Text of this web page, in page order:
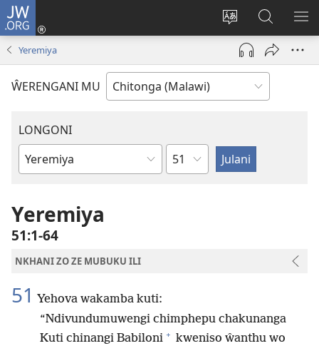
JW.ORG
Sinthani
chineneru
Sereni
(Lajula
Linyaki)
Fufuzani
Vinthu
pa
JW.ORG
Yeremiya
ŴERENGANI MU
LONGONI
Buku
M'Bayibolu
Chaputala
Yeremiya
51:1-64
NKHANI ZO ZE MUBUKU ILI
51 Yehova wakamba kuti:
“Ndivundumuwengi chimphepu chakunanga
Kuti chinangi Babiloni + kweniso ŵanthu wo